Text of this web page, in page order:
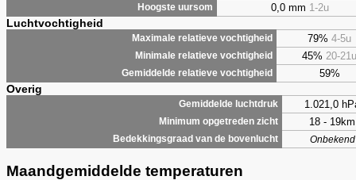
Hoogste uursom 0,0 mm 1-2u
Luchtvochtigheid
Maximale relatieve vochtigheid 79% 4-5u
Minimale relatieve vochtigheid 45% 20-21u
Gemiddelde relatieve vochtigheid 59%
Overig
Gemiddelde luchtdruk 1.021,0
Minimum opgetreden zicht 18 - 19km
Bedekkingsgraad van de bovenlucht Onbekend
Maandgemiddelde temperaturen